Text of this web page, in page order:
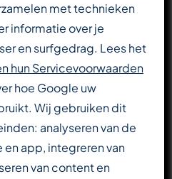
transportbandenindustrie
met technieken
informatie over je
en surfgedrag. Lees het
hun Servicevoorwaarden
hoe Google uw
Wij gebruiken dit
analyseren van de
app, integreren van
van content en